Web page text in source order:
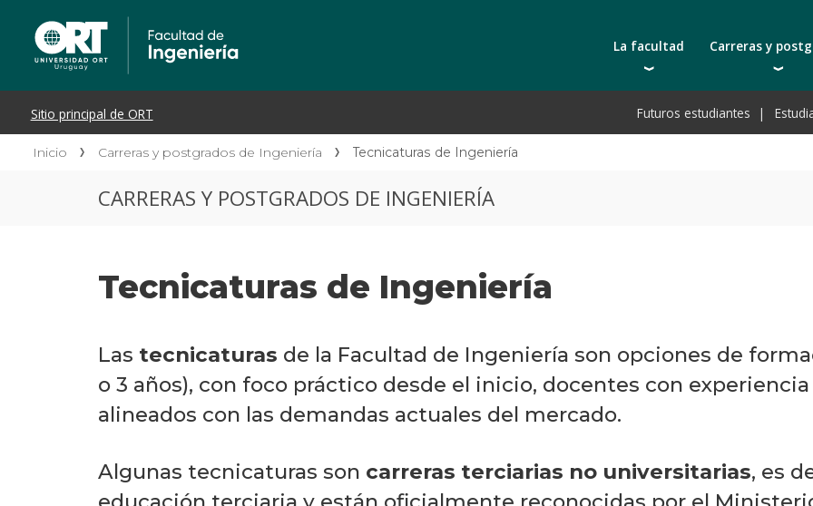
La facultad
Autoridades
Docentes | Escuela de Ingeniería
Carreras y
Carreras
Futuros estudiantes
Inicio Carreras y postgrados de Ingeniería Tecnicaturas de Ingeniería
CARRERAS Y POSTGRADOS DE INGENIERÍA
Tecnicaturas de Ingeniería
Las tecnicaturas de la Facultad de Ingeniería son opciones de
o 3 años), con foco práctico desde el inicio, docentes con
alineados con las demandas actuales del mercado.
Algunas tecnicaturas son carreras terciarias no universitarias, es